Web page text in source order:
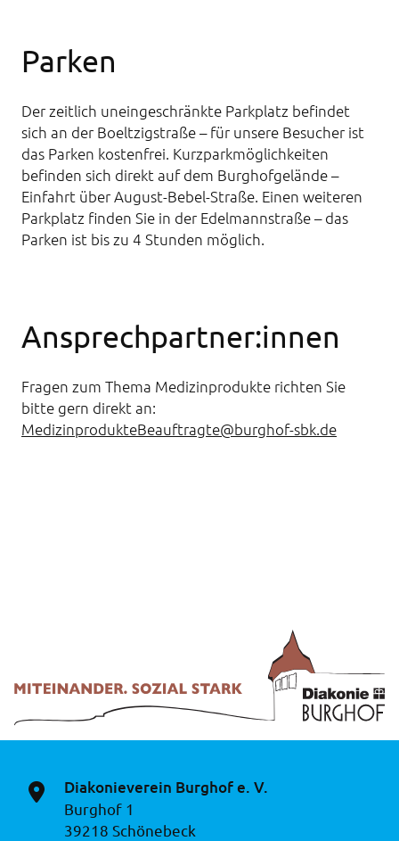
Parken
Der zeitlich uneingeschränkte Parkplatz befindet
sich an der Boeltzigstraße – für unsere Besucher ist
das Parken kostenfrei. Kurzparkmöglichkeiten
befinden sich direkt auf dem Burghofgelände –
Einfahrt über August-Bebel-Straße. Einen weiteren
Parkplatz finden Sie in der Edelmannstraße – das
Parken ist bis zu 4 Stunden möglich.
Ansprechpartner:innen
Fragen zum Thema Medizinprodukte richten Sie
bitte gern direkt an:
MedizinprodukteBeauftragte@burghof-sbk.de
Diakonieverein Burghof e. V.
Burghof 1
39218 Schönebeck